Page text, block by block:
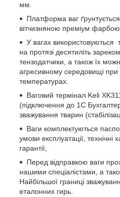
мм.
Платформа ваг
вітчизняною преміум
У вагах використовуються
на протязі десятиліть
тензодатчики, а також їх
агресивному середовищі при
температурах.
Ваговий термінал Keli
(підключення до 1С
зважування тварин
Ваги комплектуються
умови експлуатації, технічні
гарантії,
Перед відправкою ваги
нашими спеціалістами, а
Найбільшої границі
еталонних гирь.